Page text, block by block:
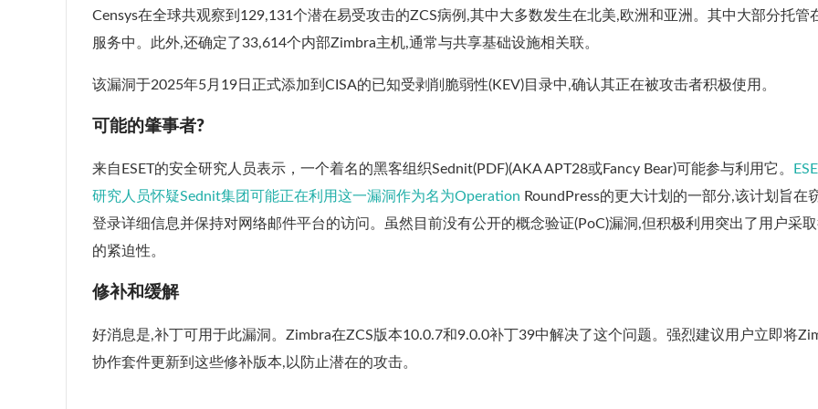
Censys在全球共观察到129,131个潜在易受攻击的ZCS病例,其中大多数发生在北美,欧洲和亚洲。其中大部分托管
服务中。此外,还确定了33,614个内部Zimbra主机,通常与共享基础设施相关联。
该漏洞于2025年5月19日正式添加到CISA的已知受剥削脆弱性(KEV)目录中,确认其正在被攻击者积极使用。
可能的肇事者?
来自ESET的安全研究人员表示，一个着名的黑客组织Sednit(PDF)(AKA APT28或Fancy Bear)可能参与利用它。
研究人员怀疑Sednit集团可能正在利用这一漏洞作为名为Operation RoundPress的更大计划的一部分,该计划旨在
登录详细信息并保持对网络邮件平台的访问。虽然目前没有公开的概念验证(PoC)漏洞,但积极利用突出了用户采
的紧迫性。
修补和缓解
好消息是,补丁可用于此漏洞。Zimbra在ZCS版本10.0.7和9.0.0补丁39中解决了这个问题。强烈建议用户立即将
协作套件更新到这些修补版本,以防止潜在的攻击。